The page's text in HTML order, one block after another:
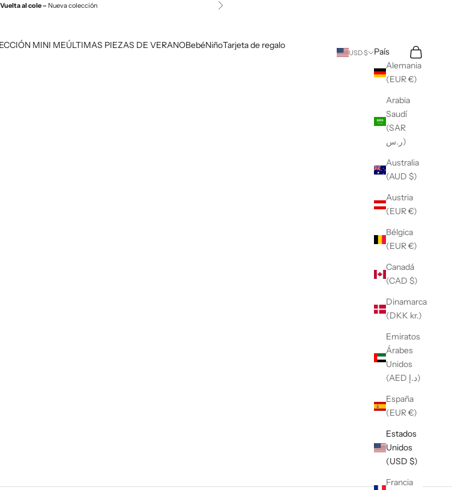
Vuelta al cole – Nueva colección Siguiente
MINI MEÚLTIMAS PIEZAS DE VERANOBebéNiñoTarjeta de regalo
USD $
País
Alemania
(EUR €)
Arabia
Saudí
(SAR
ر.س)
Australia
(AUD $)
Austria
(EUR €)
Bélgica
(EUR €)
Canadá
(CAD $)
Dinamarca
(DKK kr.)
Emiratos
Árabes
Unidos
(AED د.إ)
España
(EUR €)
Estados
Unidos
(USD $)
Francia
Buscar
Cesta